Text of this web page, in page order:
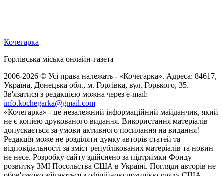
Кочегарка
Горлівська міська онлайн-газета
2006-2026 © Усі права належать - «Кочегарка». Адреса: 84617,
Україна, Донецька обл., м. Горлівка, вул. Горького, 35.
Зв'язатися з редакцією можна через e-mail:
info.kochegarka@gmail.com
«Кочегарка» - це незалежний інформаційний майданчик, який
не є копією друкованого видання. Використання матеріалів
допускається за умови активного посилання на видання!
Редакція може не розділяти думку авторів статей та
відповідальності за зміст републікованих матеріалів та новин
не несе. Розробку сайту здійснено за підтримки Фонду
розвитку ЗМІ Посольства США в Україні. Погляди авторів не